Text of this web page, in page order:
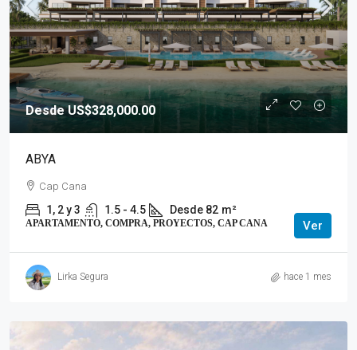
Desde US$328,000.00
ABYA
Cap Cana
1, 2 y 3 1.5 - 4.5 Desde 82 m²
APARTAMENTO, COMPRA, PROYECTOS, CAP CANA Ver
Lirka Segura hace 1 mes